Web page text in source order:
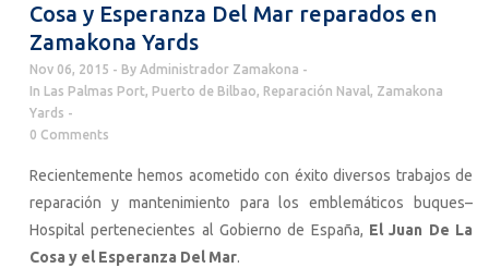
Cosa y Esperanza Del Mar reparados en
Zamakona Yards
Nov 06, 2015 By Administrador Zamakona
In Las Palmas Port, Puerto de Bilbao, Reparación Naval, Zamakona
Yards
0 Comments
Recientemente hemos acometido con éxito diversos trabajos de
reparación y mantenimiento para los emblemáticos buques–
Hospital pertenecientes al Gobierno de España, El Juan De La
Cosa y el Esperanza Del Mar.